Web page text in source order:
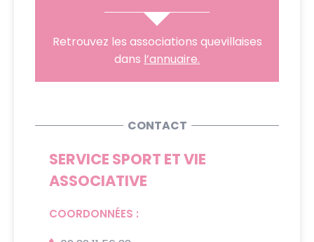
Retrouvez les associations quevillaises
dans l’annuaire.
CONTACT
SERVICE SPORT ET VIE
ASSOCIATIVE
COORDONNÉES :